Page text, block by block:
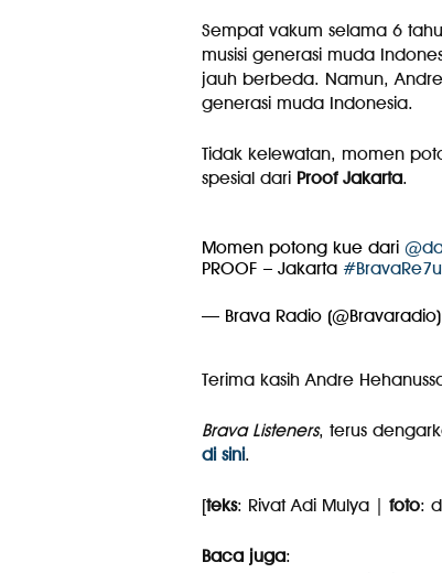
Sempat vakum selama 6
musisi generasi muda
jauh berbeda. Namun,
generasi muda Indonesia.
Tidak kelewatan, momen
spesial dari Proof Jakarta.
Momen potong kue dari
PROOF – Jakarta
— Brava Radio (@Bravaradio)
Terima kasih Andre
Brava Listeners, terus
di sini.
[teks: Rivat Adi Mulya | foto:
Baca juga: